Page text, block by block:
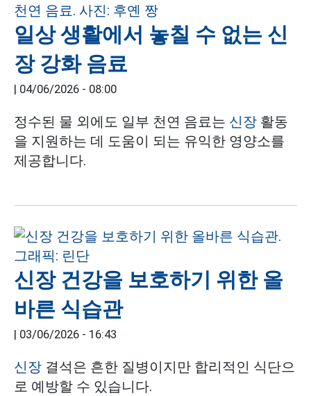
일상 생활에서 놓칠 수 없는 신
장 강화 음료
| 04/06/2026 - 08:00
정수된 물 외에도 일부 천연 음료는 신장 활동
을 지원하는 데 도움이 되는 유익한 영양소를
제공합니다.
신장 건강을 보호하기 위한 올
바른 식습관
| 03/06/2026 - 16:43
신장 결석은 흔한 질병이지만 합리적인 식단으
로 예방할 수 있습니다.